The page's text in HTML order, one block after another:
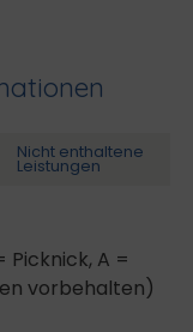
Nicht enthaltene
Leistungen
Picknick, A =
vorbehalten)